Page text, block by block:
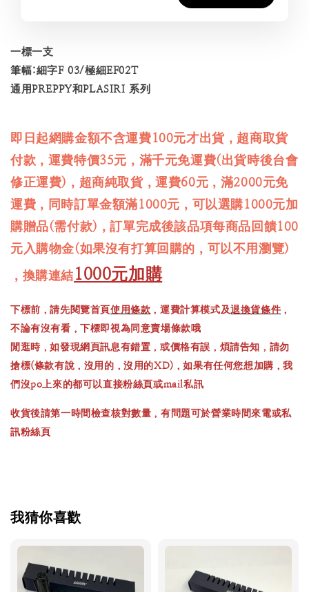
一標一支
筆幅:細字F 03/極細EF02T
通用PREPPY和PLASIRI 系列
即日起網購金額不含運費100元才出貨，超商取貨
付款，運費特價35元，滿千元免運費(出貨時後台會
修正運費)，超商純取貨，運費60元，滿2000元免
運費，同時訂單金額滿1000元，可以選購1000元加
購贈品(需付款)，訂單完成後該品項每商品回饋100
元入購物金(如果沒有打算回購的，可以不用瀏覽)
，換購連結1000元加購
下標前，請先閱覽首頁使用條款 ，運費計算模式及退換貨條件 ，
不論有沒有看，下標即視為同意賣場條款哦
閒逛時，如發現網頁訊息有錯置，或價格有誤，煩請告知，請勿
搶標(條款有說，沒用的，沒用的XD)，如果有任何您想加購，我
們沒po上來的都可以直接粉絲頁或mail私訊
收貨後請第一時間檢查核對數量，有問題可於營業時間來電或私
訊粉絲頁
我猜你喜歡